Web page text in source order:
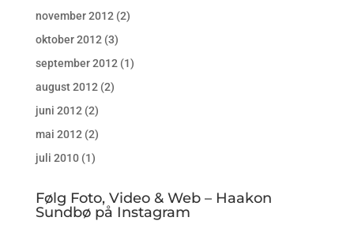
november 2012 (2)
oktober 2012 (3)
september 2012 (1)
august 2012 (2)
juni 2012 (2)
mai 2012 (2)
juli 2010(1)
Følg Foto, Video & Web – Haakon
Sundbø på Instagram